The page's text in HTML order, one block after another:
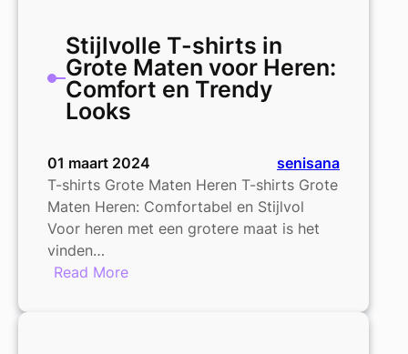
Stijlvolle T-shirts in
Grote Maten voor Heren:
Comfort en Trendy
Looks
01 maart 2024
senisana
T-shirts Grote Maten Heren T-shirts Grote
Maten Heren: Comfortabel en Stijlvol
Voor heren met een grotere maat is het
vinden…
Read More: